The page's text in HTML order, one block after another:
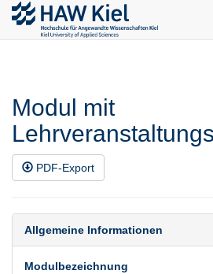
Modul mit
PDF-Export
Allgemeine Informationen
Modulbezeichnung